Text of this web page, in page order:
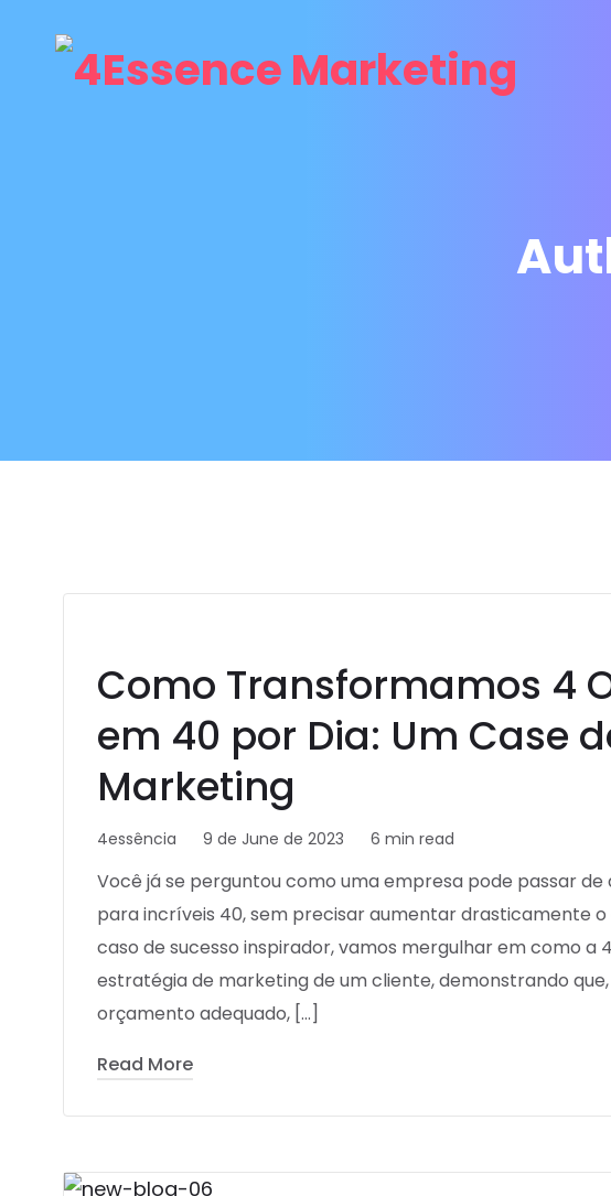
Como Transformamos 4
em 40 por Dia: Um Case
Marketing
4essência 9 de June de 2023 6 min read
Você já se perguntou como uma empresa pode passar
para incríveis 40, sem precisar aumentar drasticamente
caso de sucesso inspirador, vamos mergulhar em como a
estratégia de marketing de um cliente, demonstrando
orçamento adequado, […]
Read More